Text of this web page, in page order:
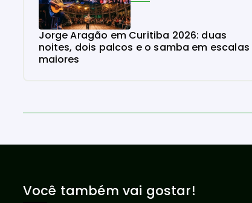
Jorge Aragão em Curitiba 2026: duas
noites, dois palcos e o samba em escalas
maiores
Você também vai gostar!